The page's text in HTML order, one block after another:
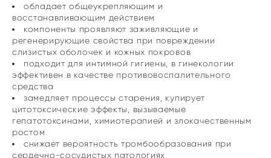
обладает общеукрепляющим и
восстанавливающим действием
компоненты проявляют заживляющие и
регенерирующие свойства при повреждении
слизистых оболочек и кожных покровов
подходит для интимной гигиены, в гинекологии
эффективен в качестве противовоспалительного
средства
замедляет процессы старения, купирует
цитотоксические эффекты, вызываемые
гепатотоксинами, химиотерапией и злокачественным
ростом
снижает вероятность тромбообразования при
сердечно-сосудистых патологиях